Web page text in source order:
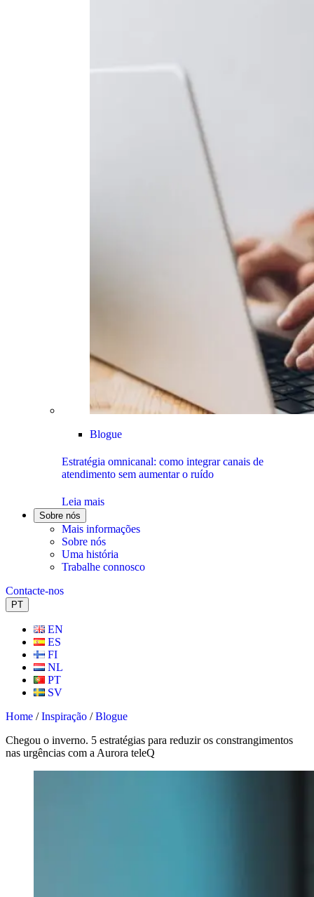
Blogue
Estratégia omnicanal: como integrar canais de
atendimento sem aumentar o ruído
Leia mais
Sobre nós
Mais informações
Sobre nós
Uma história
Trabalhe connosco
Contacte-nos
PT
EN
ES
FI
NL
PT
SV
Home /Inspiração /Blogue
Chegou o inverno. 5 estratégias para reduzir os constrangimentos
nas urgências com a Aurora teleQ